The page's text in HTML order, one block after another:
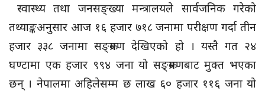
स्वास्थ्य तथा जनसङ्ख्या मन्त्रालयले सार्वजनिक गरेको
तथ्याङ्कअनुसार आज १६ हजार ७१८ जनामा परीक्षण गर्दा तीन
हजार ३३८ जनामा सङ्क्रमण देखिएको हो । यस्तै गत २४
घण्टामा एक हजार ९९४ जना यो सङ्क्रमणबाट मुक्त भएका
छन् । नेपालमा अहिलेसम्म छ लाख ६० हजार ११६ जना यो